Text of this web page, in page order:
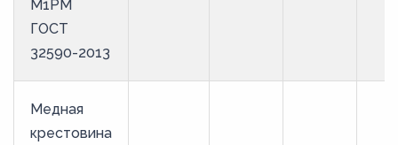
М1РМ
ГОСТ
32590-2013
Медная
крестовина